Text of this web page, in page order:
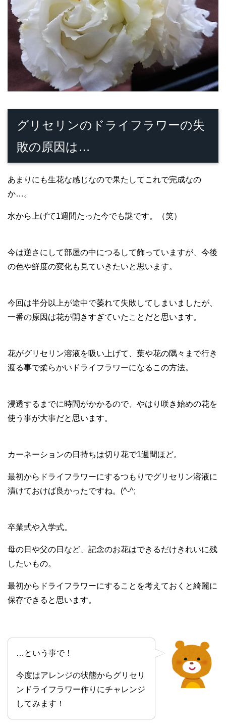
グリセリンのドライフラワーの失
敗の原因は…
あまりにも生花な感じなので果たしてこれで完成なの
か…。
水から上げて1週間たった今でも謎です。（笑）
今は逆さにして部屋の中につるして飾っていますが、今後
の色や鮮度の変化も見ていきたいと思います。
今回は半分以上が途中で萎れて失敗してしまいましたが、
一番の原因は花が開きすぎていたことだと思います。
花がグリセリン溶液を吸い上げて、葉や花の隅々まで行き
渡る事で柔らかいドライフラワーになるこの方法。
浸透するまでに時間がかかるので、やはり咲き始めの花を
使う事が大事だと思います。
カーネーションの日持ちは切り花で1週間ほど。
最初からドライフラワーにするつもりでグリセリン溶液に
漬けておけば良かったですね。(^-^;
卒業式や入学式。
母の日や父の日など、記念のお花はできるだけきれいに残
したいもの。
最初からドライフラワーにすることを考えておくと綺麗に
保存できると思います。
…という事で！
今度はアレンジの状態からグリセリ
ンドライフラワー作りにチャレンジ
してみます！